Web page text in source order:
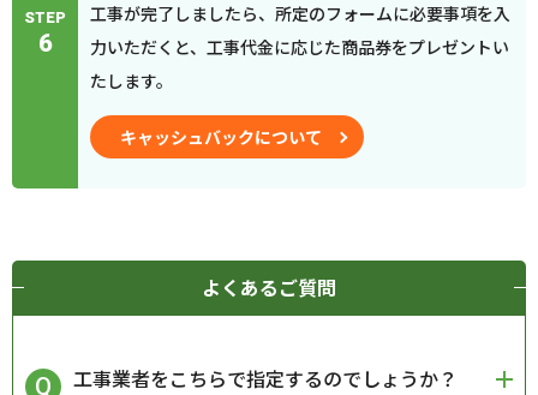
STEP
6
工事が完了しましたら、所定のフォームに必要事項を入
力いただくと、工事代金に応じた商品券をプレゼントい
たします。
キャッシュバックについて
よくあるご質問
工事業者をこちらで指定するのでしょうか？